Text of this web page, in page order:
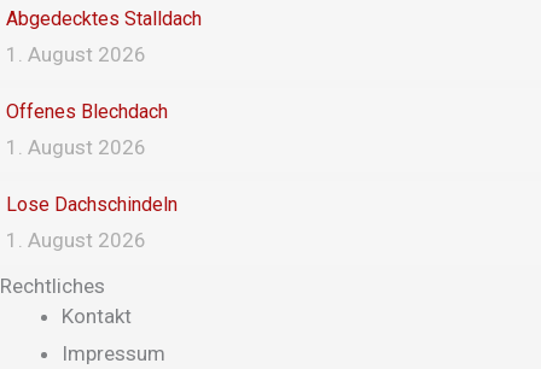
Abgedecktes Stalldach
1. August 2026
Offenes Blechdach
1. August 2026
Lose Dachschindeln
1. August 2026
Rechtliches
Kontakt
Impressum